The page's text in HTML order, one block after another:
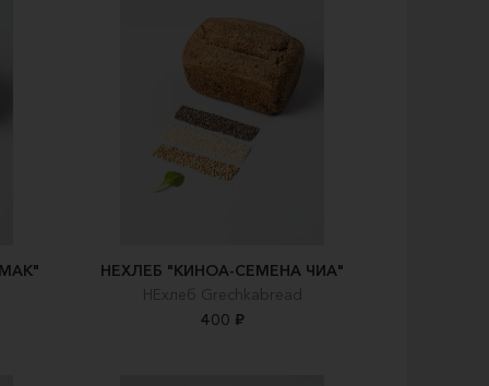
НЕХЛЕБ "КИНОА-СЕМЕНА ЧИА"
НЕхлеб Grechkabread
400 ₽